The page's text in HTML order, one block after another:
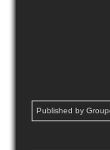
Published by